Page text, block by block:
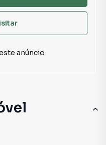
anúncio